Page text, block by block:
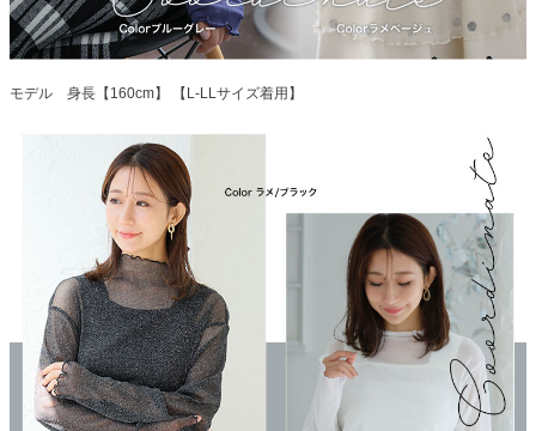
モデル 身長【160cm】 【L-LLサイズ着用】